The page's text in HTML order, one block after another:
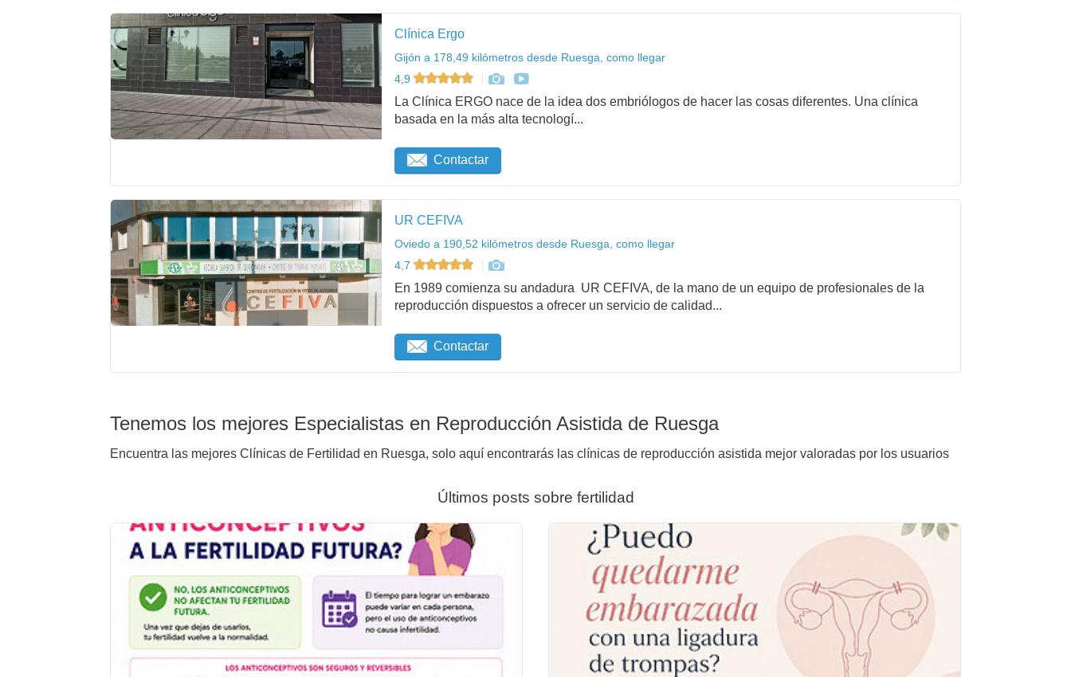
Clínica Ergo
Gijón a 178,49 kilómetros desde Ruesga, como llegar
4,9
La Clínica ERGO nace de la idea dos embriólogos de hacer las cosas diferentes. Una clínica
basada en la más alta tecnologí...
Contactar
UR CEFIVA
Oviedo a 190,52 kilómetros desde Ruesga, como llegar
4,7
En 1989 comienza su andadura UR CEFIVA, de la mano de un equipo de profesionales de la
reproducción dispuestos a ofrecer un servicio de calidad...
Contactar
Tenemos los mejores Especialistas en Reproducción Asistida de Ruesga
Encuentra las mejores Clínicas de Fertilidad en Ruesga, solo aquí encontrarás las clínicas de reproducción asistida mejor valoradas por los usuarios
Últimos posts sobre fertilidad